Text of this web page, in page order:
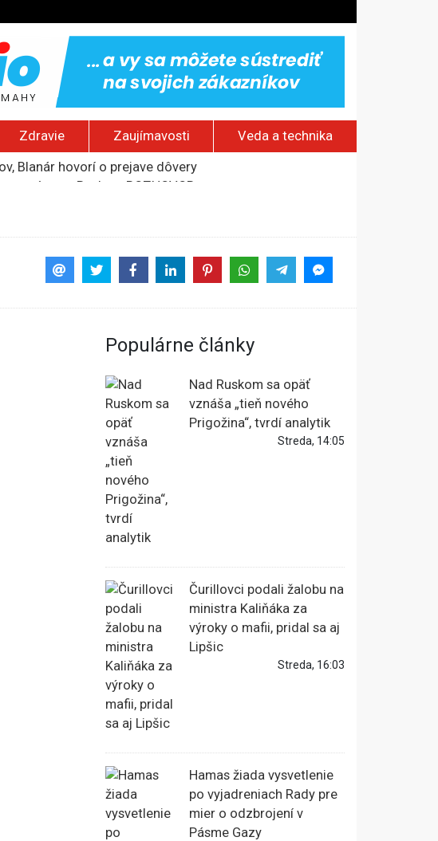
Zdravie Zaujímavosti Veda a technika
Blanár hovorí o prejave dôvery
Rusku – ROZHOVOR
Populárne články
Nad Ruskom sa opäť
vznáša „tieň nového
Prigožina“, tvrdí analytik
Streda, 14:05
Čurillovci podali žalobu na
ministra Kaliňáka za
výroky o mafii, pridal sa aj
Lipšic
Streda, 16:03
Hamas žiada vysvetlenie
po vyjadreniach Rady pre
mier o odzbrojení v
Pásme Gazy